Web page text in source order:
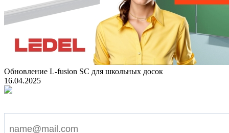
Обновление L-fusion SC для школьных досок
16.04.2025